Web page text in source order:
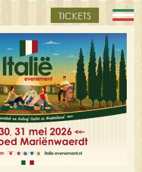
TICKETS